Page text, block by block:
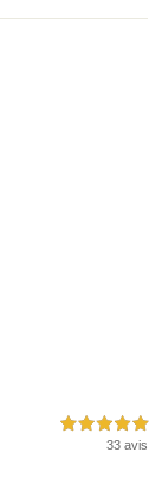
5,0 étoiles sur 5
33 avis